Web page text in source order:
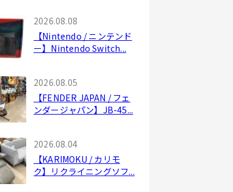
2026.08.08
【Nintendo / ニンテンド
ー】Nintendo Switch...
2026.08.05
【FENDER JAPAN / フェ
ンダージャパン】JB-45...
2026.08.04
【KARIMOKU / カリモ
ク】リクライニングソフ...